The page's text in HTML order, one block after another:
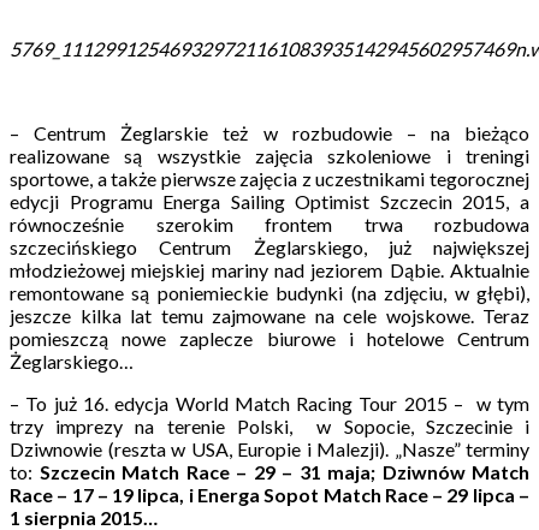
– Centrum Żeglarskie też w rozbudowie – na bieżąco
realizowane są wszystkie zajęcia szkoleniowe i treningi
sportowe, a także pierwsze zajęcia z uczestnikami tegorocznej
edycji Programu Energa Sailing Optimist Szczecin 2015, a
równocześnie szerokim frontem trwa rozbudowa
szczecińskiego Centrum Żeglarskiego, już największej
młodzieżowej miejskiej mariny nad jeziorem Dąbie. Aktualnie
remontowane są poniemieckie budynki (na zdjęciu, w głębi),
jeszcze kilka lat temu zajmowane na cele wojskowe. Teraz
pomieszczą nowe zaplecze biurowe i hotelowe Centrum
Żeglarskiego…
– To już 16. edycja World Match Racing Tour 2015 – w tym
trzy imprezy na terenie Polski, w Sopocie, Szczecinie i
Dziwnowie (reszta w USA, Europie i Malezji). „Nasze” terminy
to: Szczecin Match Race – 29 – 31 maja; Dziwnów Match
Race – 17 – 19 lipca, i Energa Sopot Match Race – 29 lipca –
1 sierpnia 2015…